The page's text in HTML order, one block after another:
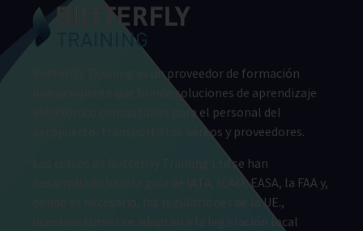
Butterfly Training es un proveedor de formación
independiente que brinda soluciones de aprendizaje
electrónico compatibles para el personal del
aeropuerto, transportistas aéreos y proveedores.
Los cursos de Butterfly Training Ltd se han
desarrollado bajo la guía de IATA, ICAO, EASA, la FAA y,
donde es necesario, las regulaciones de la UE.,
nuestros cursos se adaptan a la legislación local